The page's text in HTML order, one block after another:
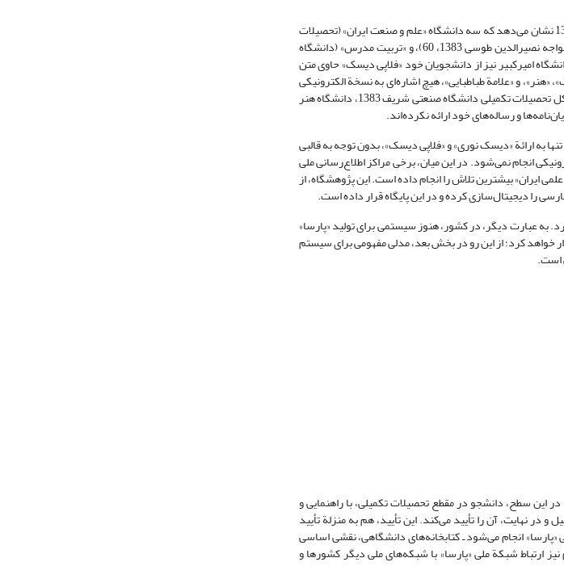
بررسی آیین‌نامة نگارش پایان‌نامه‌ها و رساله‌های 11 دانشگاه مجری تحصیلات تکمیلی در تهران، در خرداد ماه سال 1385 نشان می‌دهد که سه دانشگاه «علم و صنعت ایران» (تحصیلات
تکمیلی دانشگاه علم و صنعت ایران 1383، 38 و 44)، «خواجه نصیرالدین طوسی» (مدیریت تحصیلات تکمیلی دانشگاه خواجه نصیرالدین طوسی 1383، 60)، و «تربیت مدرس» (دانشگاه
و دانشگاه امیرکبیر نیز از دانشجویان خود «فلاپی دیسک» حاوی متن
«هنر»، و «علامة طباطبایی»، هیچ اشاره‌ای به نسخة الکترونیکی
«پارس» نداشته‌اند (تحصیلات تکمیلی دانشگاه الزهرا 1380، ادارة کل تحصیلات تکمیلی دانشگاه تهران 1379، مدیریت کل تحصیلات تکمیلی دانشگاه صنعتی شریف 1383، دانشگاه هنر
به ارائة «دیسک نوری» و «فلاپی دیسک»، بدون توجه به قالبی
انجام نمی‌شود. در این میان، برخی مراکز اطلاع‌رسانی ملی
ایران» بیشترین تلاش را انجام داده است. این پژوهشگاه، از
به عبارت دیگر، در کشور، هنوز سیستمی برای تولید «پارسا»
خواهد کرد؛ از این رو در بخش بعد، مدلی مفهومی برای سیستم
است.
سطح، دانشجو در مقطع تحصیلات تکمیلی، با راهنمایی و
نهایت، آن را تأیید می‌کند. این تأیید، هم به ‌منزلة تأیید
انجام می‌شود ـ کتابخانه‌های دانشگاهی، نقشی اساسی
شبکة ملی «پارسا» با شبکه‌های ملی دیگر کشورها و